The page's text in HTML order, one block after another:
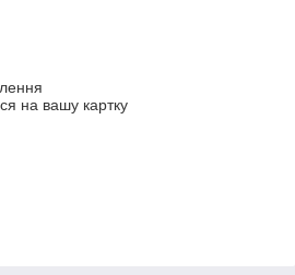
на вашу картку